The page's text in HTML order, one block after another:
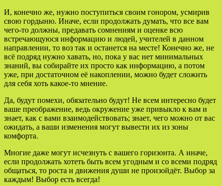
И, конечно же, нужно поступиться своим гонором, усмирив
свою гордыню. Иначе, если продолжать думать, что все вам
чего-то должны, предавать сомнениям и оценке всю
встречающуюся информацию и людей, учителей в данном
направлении, то воз так и останется на месте! Конечно же, не
всё подряд нужно хавать, но, пока у вас нет минимальных
знаний, вы собирайте их просто как информацию, а потом
уже, при достаточном её накоплении, можно будет сложить
для себя хоть какое-то мнение.
Да, будут помехи, обязательно будут! Не всем интересно будет
ваше преображение, ведь окружение уже привыкло к вам и
знает, как с вами взаимодействовать; знает, чего можно от вас
ожидать, а ваши изменения могут вывести их из зоны
комфорта.
Многие даже могут исчезнуть с вашего горизонта. А иначе,
если продолжать хотеть быть всем угодным и со всеми подряд
общаться, то роста и движения души не произойдёт. Выбор за
каждым! Выбор есть всегда!